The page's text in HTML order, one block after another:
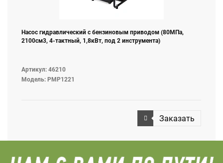
Насос гидравлический с бензиновым приводом (80МПа,
2100см3, 4-тактный, 1,8кВт, под 2 инструмента)
Артикул: 46210
Модель: PMP1221
Заказать